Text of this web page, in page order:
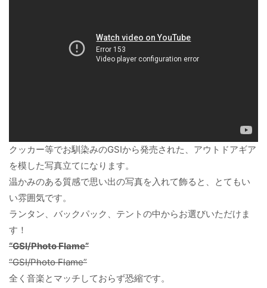
クッカー等でお馴染みのGSIから発売された、アウトドアギア
を模した写真立てになります。
温かみのある質感で思い出の写真を入れて飾ると、とてもい
い雰囲気です。
ランタン、バックパック、テントの中からお選びいただけま
す！
“GSI/Photo Flame”
“GSI/Photo Flame”
全く音楽とマッチしておらず恐縮です。